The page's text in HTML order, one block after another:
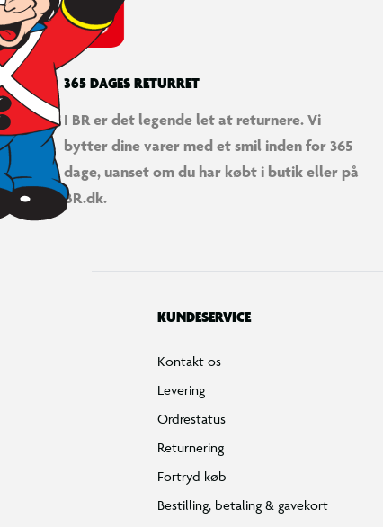
365 DAGES RETURRET
I BR er det legende let at returnere. Vi
bytter dine varer med et smil inden for 365
dage, uanset om du har købt i butik eller på
BR.dk.
KUNDESERVICE
Kontakt os
Levering
Ordrestatus
Returnering
Fortryd køb
Bestilling, betaling & gavekort